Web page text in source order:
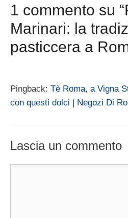
1 commento su
Marinari: la
pasticcera a
Pingback: Tè Roma, a Vigna
con questi dolci | Negozi Di
Lascia un commento